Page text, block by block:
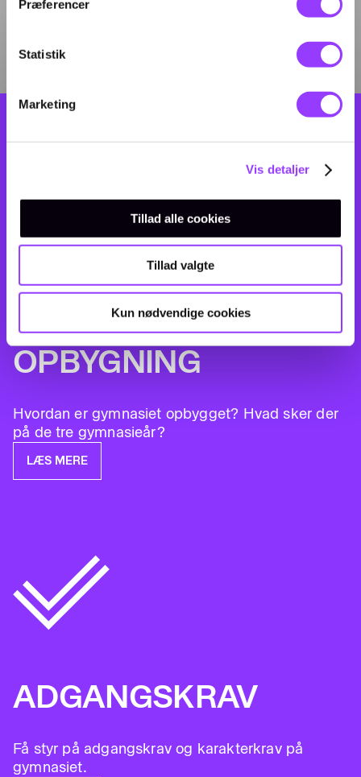
Præferencer
Statistik
Marketing
Vis detaljer
Tillad alle cookies
Tillad valgte
Kun nødvendige cookies
OPBYGNING
Hvordan er gymnasiet opbygget? Hvad sker der
på de tre gymnasieår?
LÆS MERE
ADGANGSKRAV
Få styr på adgangskrav og karakterkrav på
gymnasiet.